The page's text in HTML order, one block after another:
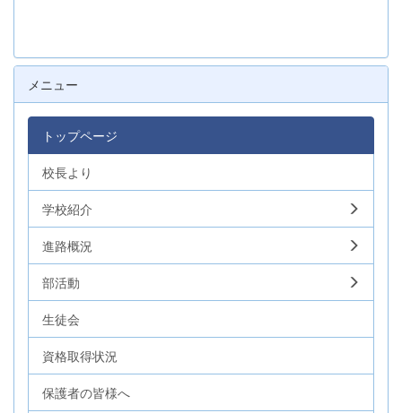
メニュー
トップページ
校長より
学校紹介
進路概況
部活動
生徒会
資格取得状況
保護者の皆様へ